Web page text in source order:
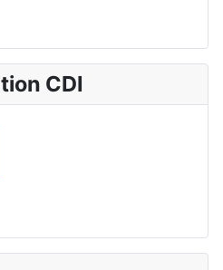
CDI